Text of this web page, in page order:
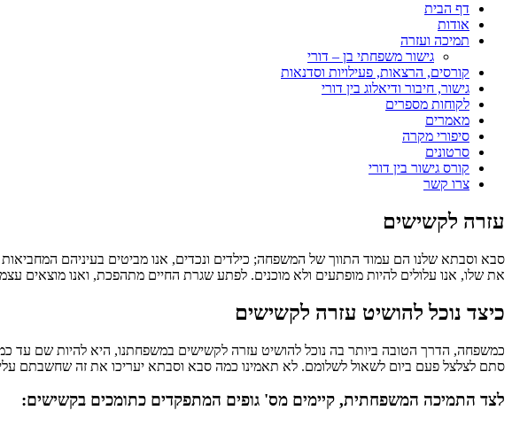
דף הבית
אודות
תמיכה ועזרה
גישור משפחתי בן – דורי
קורסים, הרצאות, פעילויות וסדנאות
גישור, חיבור ודיאלוג בין דורי
לקוחות מספרים
מאמרים
סיפורי מקרה
סרטונים
קורס גישור בין דורי
צרו קשר
עזרה לקשישים
סבא וסבתא שלנו הם עמוד התווך של המשפחה; כילדים ונכדים, אנו מביטים בעיניהם
את שלו, אנו עלולים להיות מופתעים ולא מוכנים. לפתע שגרת החיים מתהפכת, ואנו מוצאים
כיצד נוכל להושיט עזרה לקשישים
כמשפחה, הדרך הטובה ביותר בה נוכל להושיט עזרה לקשישים במשפחתנו, היא להיות שם עד
סתם לצלצל פעם ביום לשאול לשלומם. לא תאמינו כמה סבא וסבתא יעריכו את זה שחשבתם
לצד התמיכה המשפחתית, קיימים מס' גופים המתפקדים כתומכים בקשישים: